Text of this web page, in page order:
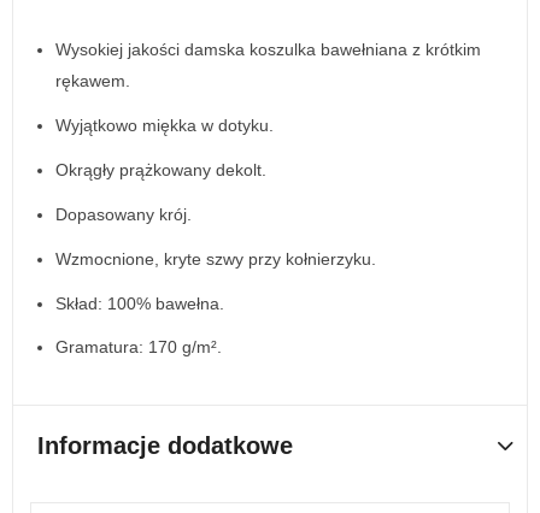
Wysokiej jakości damska koszulka bawełniana z krótkim
rękawem.
Wyjątkowo miękka w dotyku.
Okrągły prążkowany dekolt.
Dopasowany krój.
Wzmocnione, kryte szwy przy kołnierzyku.
Skład: 100% bawełna.
Gramatura: 170 g/m².
Informacje dodatkowe